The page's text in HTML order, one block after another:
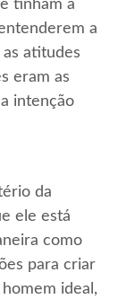
tinham a
a
atitudes
eram as
intenção
da
ele está
como
para criar
ideal,